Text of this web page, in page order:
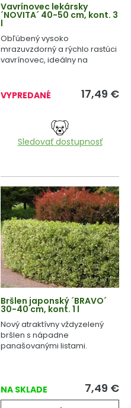
Vavrínovec lekársky
´NOVITA´ 40-50 cm, kont. 3
l
Obľúbený vysoko
mrazuvzdorný a rýchlo rastúci
vavrínovec, ideálny na
VYPREDANÉ 17,49 €
Sledovať dostupnosť
Bršlen japonský ´BRAVO´
30-40 cm, kont. 1 l
Nový atraktívny vždyzelený
bršlen s nápadne
panašovanými listami.
NA SKLADE 7,49 €